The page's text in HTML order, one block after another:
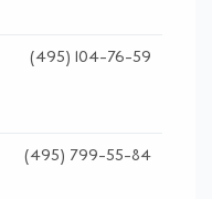
(495) 104-76-59
(495) 799-55-84